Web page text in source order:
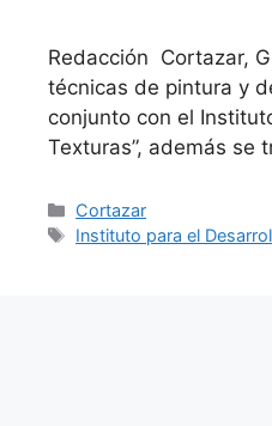
Redacción Cortazar,
técnicas de pintura y
conjunto con el
Texturas”, además se
Categorías
Cortazar
Etiquetas
Instituto para el